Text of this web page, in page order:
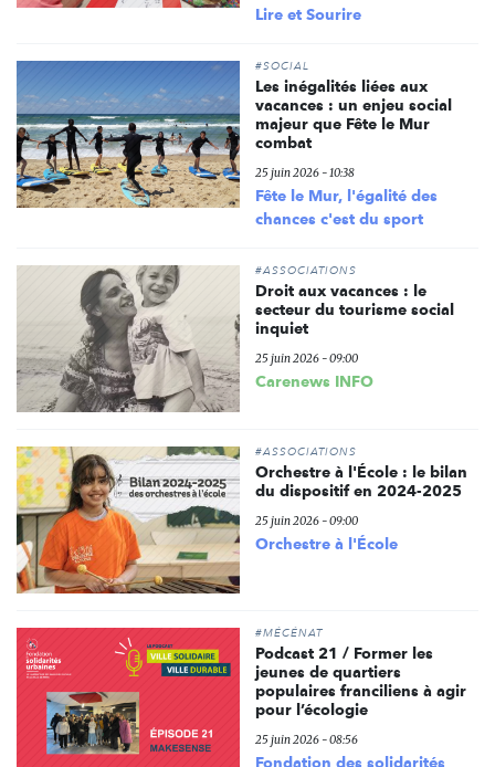
Lire et Sourire
#SOCIAL
Les inégalités liées aux
vacances : un enjeu social
majeur que Fête le Mur
combat
25 juin 2026 - 10:38
Fête le Mur, l'égalité des
chances c'est du sport
#ASSOCIATIONS
Droit aux vacances : le
secteur du tourisme social
inquiet
25 juin 2026 - 09:00
Carenews INFO
#ASSOCIATIONS
Orchestre à l'École : le bilan
du dispositif en 2024-2025
25 juin 2026 - 09:00
Orchestre à l'École
#MÉCÉNAT
Podcast 21 / Former les
jeunes de quartiers
populaires franciliens à agir
pour l’écologie
25 juin 2026 - 08:56
Fondation des solidarités